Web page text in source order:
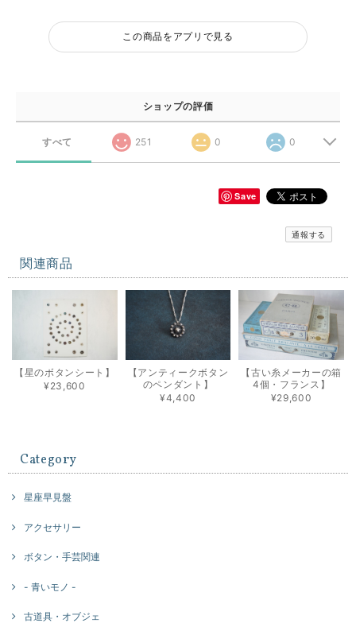
この商品をアプリで見る
ショップの評価
すべて 251 0 0
Save
通報する
関連商品
【星のボタンシート】
¥23,600
【アンティークボタン
のペンダント】
¥4,400
【古い糸メーカーの箱
4個・フランス】
¥29,600
Category
星座早見盤
アクセサリー
ボタン・手芸関連
- 青いモノ -
古道具・オブジェ